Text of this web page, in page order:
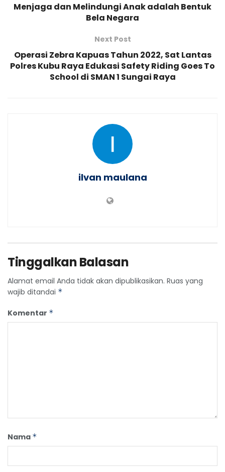
Menjaga dan Melindungi Anak adalah Bentuk
Bela Negara
Next Post
Operasi Zebra Kapuas Tahun 2022, Sat Lantas
Polres Kubu Raya Edukasi Safety Riding Goes To
School di SMAN 1 Sungai Raya
ilvan maulana
Tinggalkan Balasan
Alamat email Anda tidak akan dipublikasikan. Ruas yang
wajib ditandai *
Komentar *
Nama *